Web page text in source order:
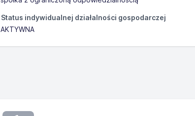
Status indywidualnej działalności gospodarczej
AKTYWNA